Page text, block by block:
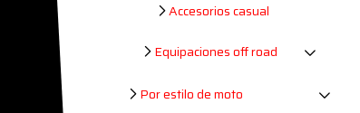
Accesorios casual
Equipaciones off road
Por estilo de moto